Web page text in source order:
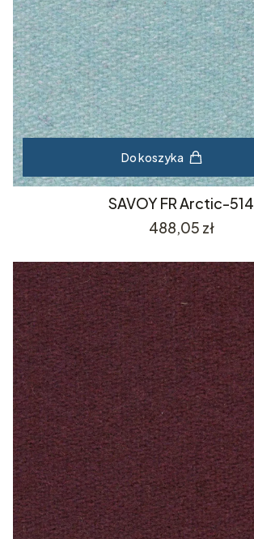
Do koszyka
SAVOY FR Arctic-514
Cena
488,05 zł